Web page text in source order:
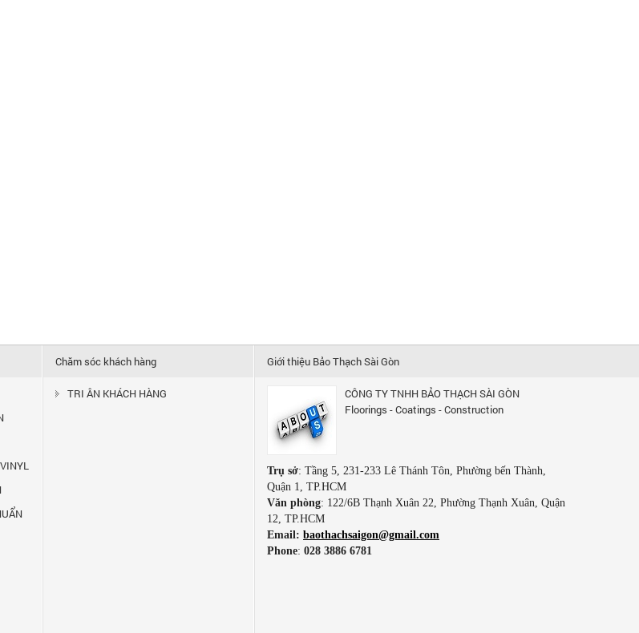
Chăm sóc khách hàng Giới thiệu Bảo Thạch Sài Gòn
TRI ÂN KHÁCH HÀNG
CÔNG TY TNHH BẢO THẠCH SÀI GÒN
Floorings - Coatings - Construction
Trụ sở: Tầng 5, 231-233 Lê Thánh Tôn, Phường bến Thành,
Quận 1, TP.HCM
Văn phòng: 122/6B Thạnh Xuân 22, Phường Thạnh Xuân, Quận
12, TP.HCM
Email: baothachsaigon@gmail.com
Phone: 028 3886 6781